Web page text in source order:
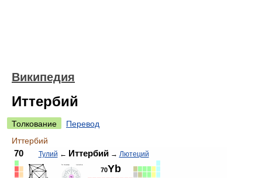
Википедия
Иттербий
Толкование
Перевод
Иттербий
70
Тулий ← Иттербий→ Лютеций
70Yb